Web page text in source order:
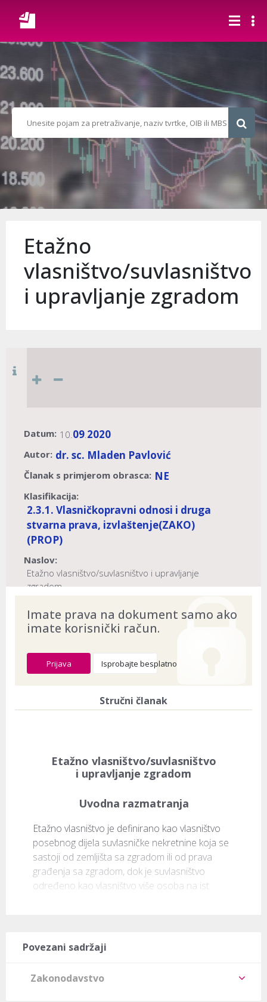
Etažno
vlasništvo/suvlasništvo
i upravljanje zgradom
Datum: 10.09.2020
Autor: dr. sc. Mladen Pavlović
Članak s primjerom obrasca: NE
Klasifikacija:
2.3.1. Vlasničkopravni odnosi i druga
stvarna prava, izvlaštenje(ZAKO)
(PROP)
Naslov:
Etažno vlasništvo/suvlasništvo i upravljanje
zgradom
Imate prava na dokument samo ako
imate korisnički račun.
Prijava Isprobajte besplatno
Stručni članak
Etažno vlasništvo/suvlasništvo
i upravljanje zgradom
Uvodna razmatranja
Etažno vlasništvo je definirano kao vlasništvo
posebnog dijela suvlasničke nekretnine koja se
sastoji od zemljišta sa zgradom ili od prava
građenja sa zgradom, dok je suvlasništvo
određeno kao vlasništvo više osoba na ist
Povezani sadržaji
Zakonodavstvo